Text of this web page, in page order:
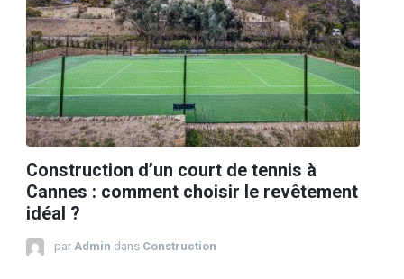
Construction d’un court de tennis à
Cannes : comment choisir le revêtement
idéal ?
par Admin dans Construction